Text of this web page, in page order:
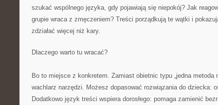
szukać wspólnego języka, gdy pojawiają się niepokój? Jak
grupie wraca z zmęczeniem? Treści porządkują te wątki i
zdziałać więcej niż kary.
Dlaczego warto tu wracać?
Bo to miejsce z konkretem. Zamiast obietnic typu „jedna metoda
wachlarz narzędzi. Możesz dopasować rozwiązania do dziecka:
Dodatkowo język treści wspiera dorosłego: pomaga zamienić